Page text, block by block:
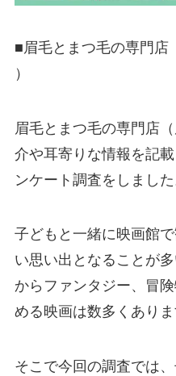
■眉⽑とまつ⽑の専門店
）
眉⽑とまつ⽑の専門店
介や⽿寄りな情報を記
ンケート調査をしました
子どもと一緒に映画館
い思い出となることが
からファンタジー、冒
める映画は数多くありま
そこで今回の調査では